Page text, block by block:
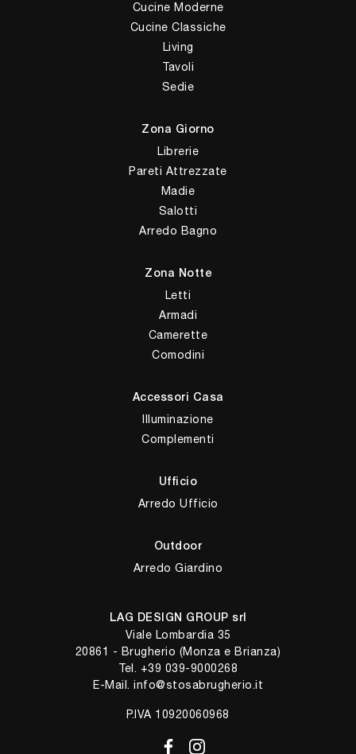
Cucine Moderne
Cucine Classiche
Living
Tavoli
Sedie
Zona Giorno
Librerie
Pareti Attrezzate
Madie
Salotti
Arredo Bagno
Zona Notte
Letti
Armadi
Camerette
Comodini
Accessori Casa
Illuminazione
Complementi
Ufficio
Arredo Ufficio
Outdoor
Arredo Giardino
LAG DESIGN GROUP srl
Viale Lombardia 35
20861 - Brugherio (Monza e Brianza)
Tel. +39 039-9000268
E-Mail. info@stosabrugherio.it
P.IVA 10920060968